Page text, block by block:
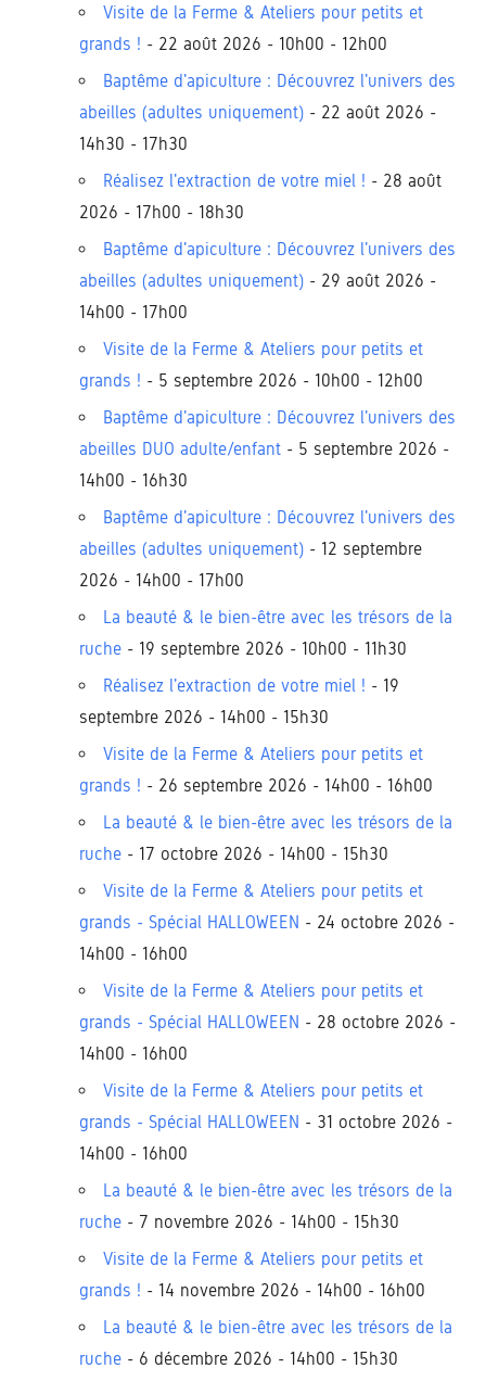
Visite de la Ferme & Ateliers pour petits et
grands ! - 22 août 2026 - 10h00 - 12h00
Baptême d'apiculture : Découvrez l'univers des
abeilles (adultes uniquement)- 22 août 2026 -
14h30 - 17h30
Réalisez l'extraction de votre miel ! - 28 août
2026 - 17h00 - 18h30
Baptême d'apiculture : Découvrez l'univers des
abeilles (adultes uniquement)- 29 août 2026 -
14h00 - 17h00
Visite de la Ferme & Ateliers pour petits et
grands ! - 5 septembre 2026 - 10h00 - 12h00
Baptême d'apiculture : Découvrez l'univers des
abeilles DUO adulte/enfant- 5 septembre 2026 -
14h00 - 16h30
Baptême d'apiculture : Découvrez l'univers des
abeilles (adultes uniquement)- 12 septembre
2026 - 14h00 - 17h00
La beauté & le bien-être avec les trésors de la
ruche- 19 septembre 2026 - 10h00 - 11h30
Réalisez l'extraction de votre miel ! - 19
septembre 2026 - 14h00 - 15h30
Visite de la Ferme & Ateliers pour petits et
grands ! - 26 septembre 2026 - 14h00 - 16h00
La beauté & le bien-être avec les trésors de la
ruche- 17 octobre 2026 - 14h00 - 15h30
Visite de la Ferme & Ateliers pour petits et
grands - Spécial HALLOWEEN - 24 octobre 2026 -
14h00 - 16h00
Visite de la Ferme & Ateliers pour petits et
grands - Spécial HALLOWEEN - 28 octobre 2026 -
14h00 - 16h00
Visite de la Ferme & Ateliers pour petits et
grands - Spécial HALLOWEEN - 31 octobre 2026 -
14h00 - 16h00
La beauté & le bien-être avec les trésors de la
ruche- 7 novembre 2026 - 14h00 - 15h30
Visite de la Ferme & Ateliers pour petits et
grands ! - 14 novembre 2026 - 14h00 - 16h00
La beauté & le bien-être avec les trésors de la
ruche- 6 décembre 2026 - 14h00 - 15h30